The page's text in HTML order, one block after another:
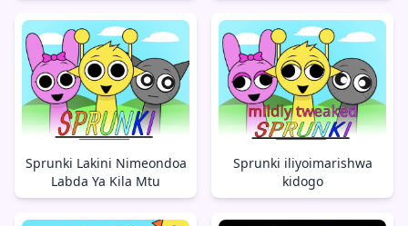
Sprunki Lakini Nimeondoa
Labda Ya Kila Mtu
Sprunki iliyoimarishwa
kidogo